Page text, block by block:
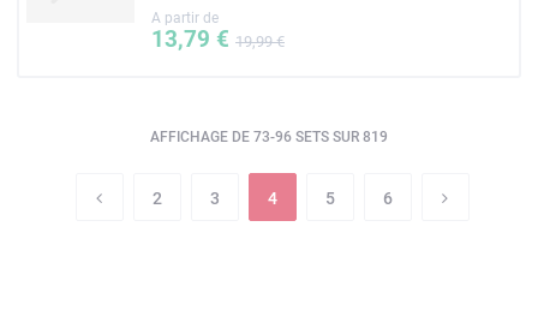
A partir de
13,79 € 19,99 €
AFFICHAGE DE 73-96 SETS SUR 819
2 3 4 5 6